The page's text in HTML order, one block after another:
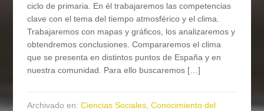
ciclo de primaria. En él trabajaremos las competencias
clave con el tema del tiempo atmosférico y el clima.
Trabajaremos con mapas y gráficos, los analizaremos y
obtendremos conclusiones. Compararemos el clima
que se presenta en distintos puntos de España y en
nuestra comunidad. Para ello buscaremos […]
Archivado en:Ciencias Sociales,Conocimiento del